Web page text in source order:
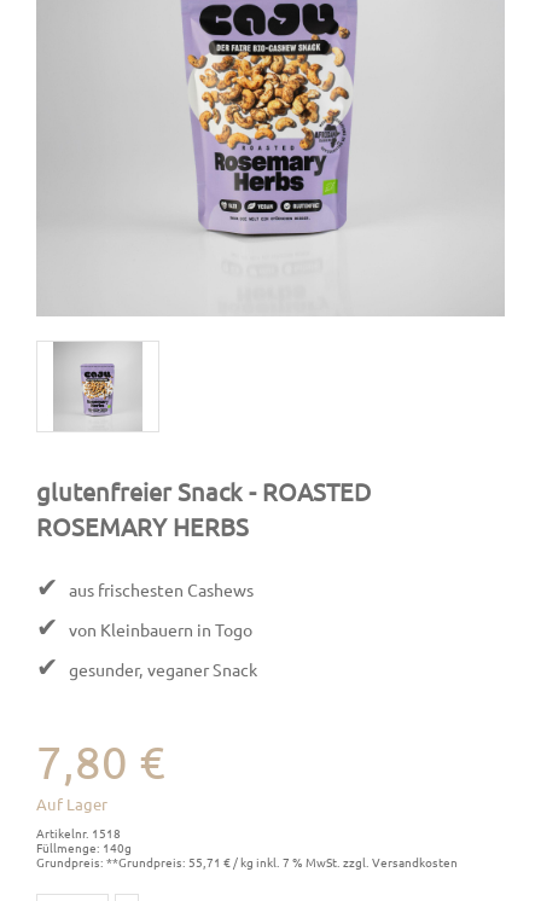
glutenfreier Snack - ROASTED
ROSEMARY HERBS
✔ aus frischesten Cashews
✔ von Kleinbauern in Togo
✔ gesunder, veganer Snack
7,80 €
Auf Lager
Artikelnr. 1518
Füllmenge: 140g
Grundpreis: **Grundpreis: 55,71 € / kg inkl. 7 % MwSt. zzgl. Versandkosten